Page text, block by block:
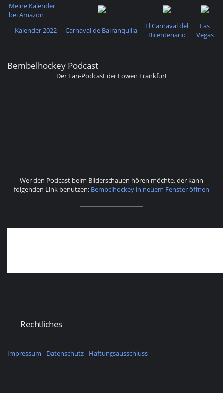
Meine Kalender
bei Amazon
Kalender 2022
Carnaval de Barranquilla
El Carnaval del
Bicentenario
Las
Vegas
Bembelhockey Podcast
Der Fan-Podcast der Löwen Frankfurt
Wer den Podcast beim Bilderschauen hören möchte, der kann
folgenden Link benutzen: Bembelhockey in neuem Fenster öffnen
Rechtliches
Impressum - Datenschutz- Haftungsausschluss